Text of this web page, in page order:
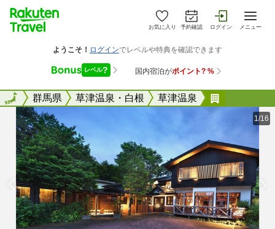
お気に入り 予約確認 ログイン メニュー
全国群馬県 草津温泉・白根 草津温泉
全国
1/16